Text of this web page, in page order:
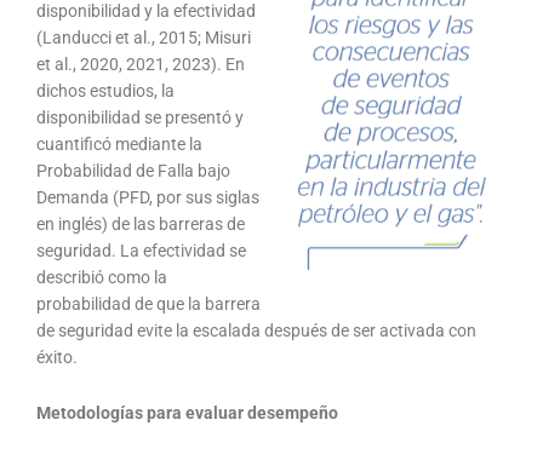
disponibilidad y la efectividad
(Landucci et al., 2015; Misuri
et al., 2020, 2021, 2023). En
dichos estudios, la
disponibilidad se presentó y
cuantificó mediante la
Probabilidad de Falla bajo
Demanda (PFD, por sus siglas
en inglés) de las barreras de
seguridad. La efectividad se
describió como la
probabilidad de que la barrera
de seguridad evite la escalada después de ser activada con
éxito.
Metodologías para evaluar desempeño